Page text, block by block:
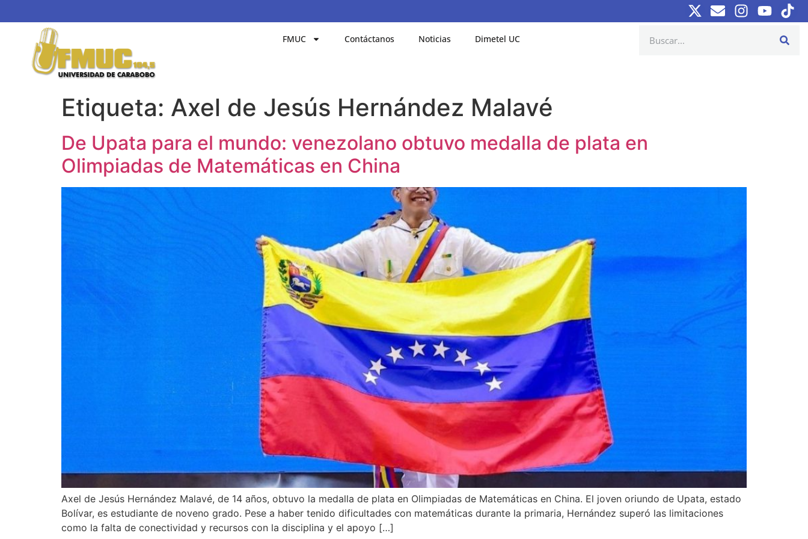
FMUC Contáctanos Noticias Dimetel UC
Etiqueta: Axel de Jesús Hernández Malavé
De Upata para el mundo: venezolano obtuvo medalla de plata en
Olimpiadas de Matemáticas en China
Axel de Jesús Hernández Malavé, de 14 años, obtuvo la medalla de plata en Olimpiadas de Matemáticas en China. El joven oriundo de Upata, estado
Bolívar, es estudiante de noveno grado. Pese a haber tenido dificultades con matemáticas durante la primaria, Hernández superó las limitaciones
como la falta de conectividad y recursos con la disciplina y el apoyo […]